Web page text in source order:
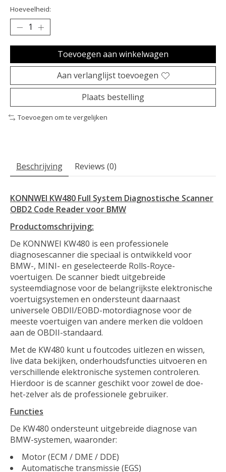
Hoeveelheid:
Toevoegen aan winkelwagen
Aan verlanglijst toevoegen
Plaats bestelling
Toevoegen om te vergelijken
Beschrijving Reviews (0)
KONNWEI KW480 Full System Diagnostische Scanner
OBD2 Code Reader voor BMW
Productomschrijving:
De KONNWEI KW480 is een professionele
diagnosescanner die speciaal is ontwikkeld voor
BMW-, MINI- en geselecteerde Rolls-Royce-
voertuigen. De scanner biedt uitgebreide
systeemdiagnose voor de belangrijkste elektronische
voertuigsystemen en ondersteunt daarnaast
universele OBDII/EOBD-motordiagnose voor de
meeste voertuigen van andere merken die voldoen
aan de OBDII-standaard.
Met de KW480 kunt u foutcodes uitlezen en wissen,
live data bekijken, onderhoudsfuncties uitvoeren en
verschillende elektronische systemen controleren.
Hierdoor is de scanner geschikt voor zowel de doe-
het-zelver als de professionele gebruiker.
Functies
De KW480 ondersteunt uitgebreide diagnose van
BMW-systemen, waaronder:
Motor (ECM / DME / DDE)
Automatische transmissie (EGS)